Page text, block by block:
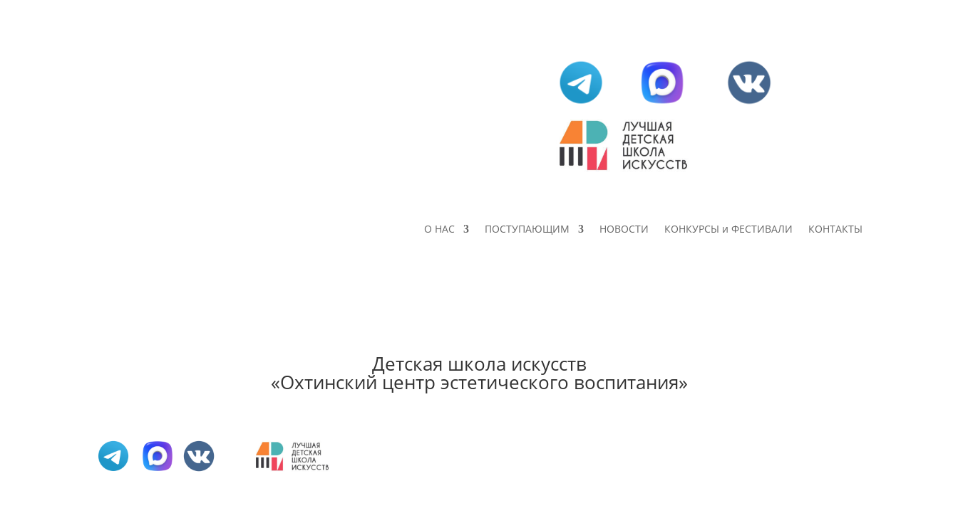
О НАС ПОСТУПАЮЩИМ НОВОСТИ КОНКУРСЫ и ФЕСТИВАЛИ КОНТАКТЫ
Детская школа искусств
«Охтинский центр эстетического воспитания»